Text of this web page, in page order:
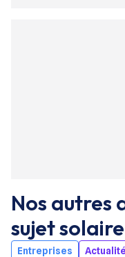
Nos autres
sujetsolaire
Entreprises Actualité